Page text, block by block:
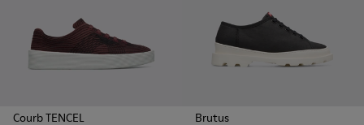
Courb TENCEL
Brutus